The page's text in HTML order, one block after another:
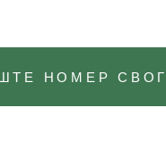
НОМЕР